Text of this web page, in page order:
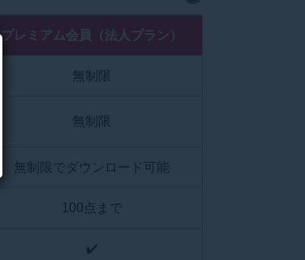
プレミアム会員（法人プラン）
無制限
無制限
無制限でダウンロード可能
100点まで
✔️️️️